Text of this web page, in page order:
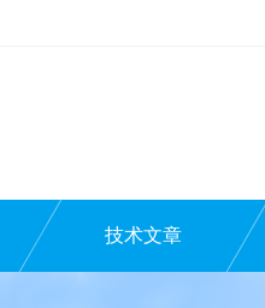
技术文章